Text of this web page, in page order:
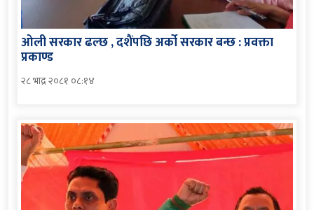
ओली सरकार ढल्छ , दशैंपछि अर्को सरकार बन्छ : प्रवक्ता
प्रकाण्ड
२८ भाद्र २०८१ ०८:१४